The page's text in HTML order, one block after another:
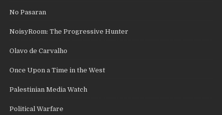
No Pasaran
NoisyRoom: The Progressive Hunter
Olavo de Carvalho
Once Upon a Time in the West
Palestinian Media Watch
Political Warfare